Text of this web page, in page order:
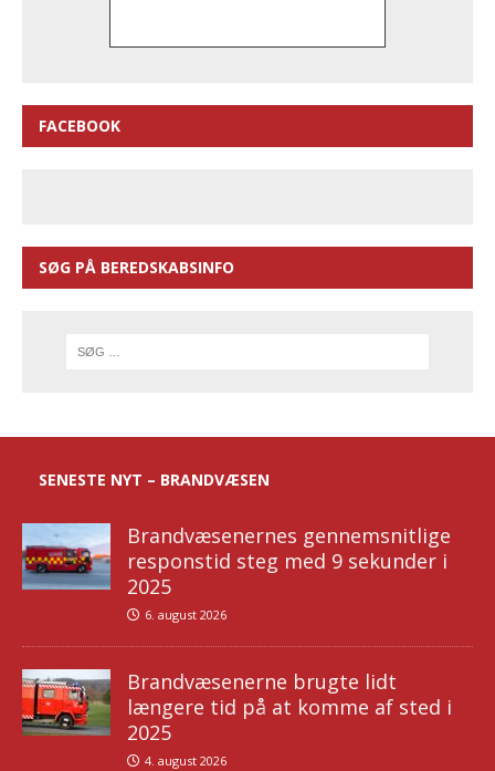
FACEBOOK
SØG PÅ BEREDSKABSINFO
SENESTE NYT – BRANDVÆSEN
Brandvæsenernes gennemsnitlige
responstid steg med 9 sekunder i
2025
6. august 2026
Brandvæsenerne brugte lidt
længere tid på at komme af sted i
2025
4. august 2026